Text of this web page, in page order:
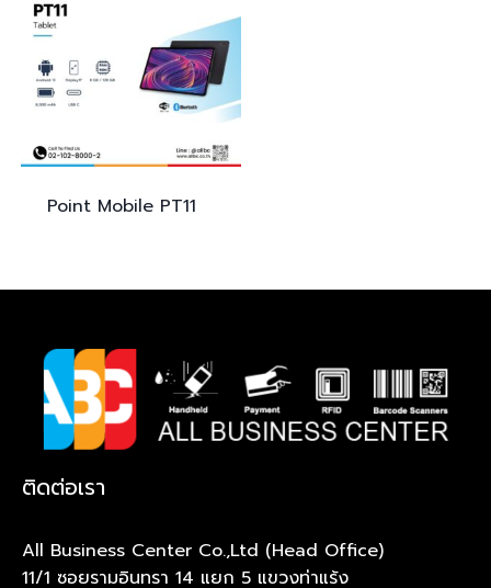
Point Mobile PT11
ติดต่อเรา
All Business Center Co.,Ltd (Head Office)
11/1 ซอยรามอินทรา 14 แยก 5 แขวงท่าแร้ง